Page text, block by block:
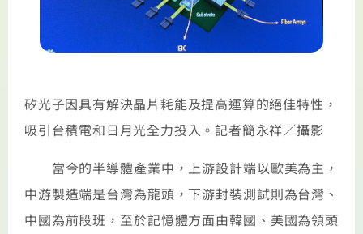
矽光子因具有解決晶片耗能及提高運算的絕佳特性，
吸引台積電和日月光全力投入。記者簡永祥／攝影
當今的半導體產業中，上游設計端以歐美為主，
中游製造端是台灣為龍頭，下游封裝測試則為台灣、
中國為前段班，至於記憶體方面由韓國、美國為領頭